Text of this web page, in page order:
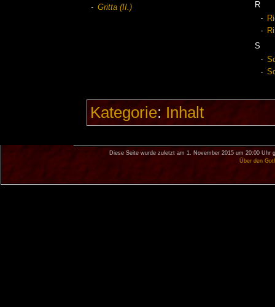
Gritta (II.)
R
S
Kategorie: Inhalt
Diese Seite wurde zuletzt am 1. November 2015 um 20:00 Uhr
Über den